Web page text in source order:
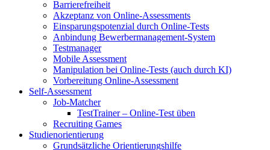
Barrierefreiheit
Akzeptanz von Online-Assessments
Einsparungspotenzial durch Online-Tests
Anbindung Bewerbermanagement-System
Testmanager
Mobile Assessment
Manipulation bei Online-Tests (auch durch KI)
Vorbereitung Online-Assessment
Self-Assessment
Job-Matcher
TestTrainer – Online-Test üben
Recruiting Games
Studienorientierung
Grundsätzliche Orientierungshilfe